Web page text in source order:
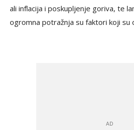
ali inflacija i poskupljenje goriva, te
ogromna potražnja su faktori koji su